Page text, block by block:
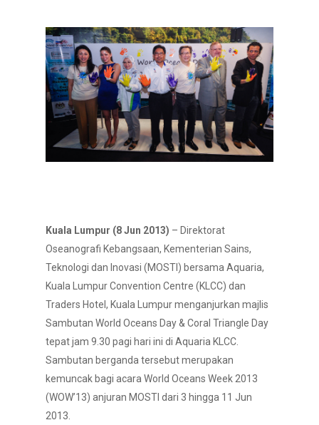
Kuala Lumpur (8 Jun 2013) – Direktorat
Oseanografi Kebangsaan, Kementerian Sains,
Teknologi dan Inovasi (MOSTI) bersama Aquaria,
Kuala Lumpur Convention Centre (KLCC) dan
Traders Hotel, Kuala Lumpur menganjurkan majlis
Sambutan World Oceans Day & Coral Triangle Day
tepat jam 9.30 pagi hari ini di Aquaria KLCC.
Sambutan berganda tersebut merupakan
kemuncak bagi acara World Oceans Week 2013
(WOW’13) anjuran MOSTI dari 3 hingga 11 Jun
2013.